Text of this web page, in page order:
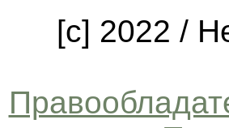
[c] 2022 /